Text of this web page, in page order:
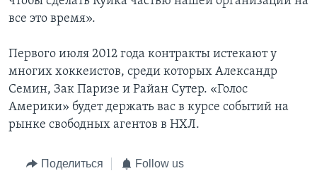
все это время».
Первого июля 2012 года контракты истекают у
многих хоккеистов, среди которых Александр
Семин, Зак Паризе и Райан Сутер. «Голос
Америки» будет держать вас в курсе событий на
рынке свободных агентов в НХЛ.
Поделиться Follow us